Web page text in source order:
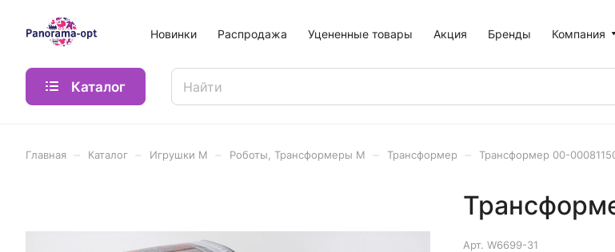
Новинки Распродажа Уцененные товары Акция Бренды Компания
Каталог
Главная Каталог Игрушки М Роботы, Трансформеры М Трансформер Трансформер 00-
Арт. W6699-31